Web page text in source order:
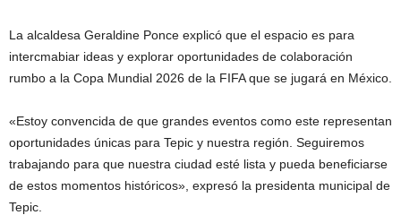
La alcaldesa Geraldine Ponce explicó que el espacio es para
intercmabiar ideas y explorar oportunidades de colaboración
rumbo a la Copa Mundial 2026 de la FIFA que se jugará en México.
«Estoy convencida de que grandes eventos como este representan
oportunidades únicas para Tepic y nuestra región. Seguiremos
trabajando para que nuestra ciudad esté lista y pueda beneficiarse
de estos momentos históricos», expresó la presidenta municipal de
Tepic.